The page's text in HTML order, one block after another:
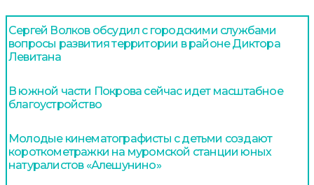
Сергей Волков обсудил с городскими службами
вопросы развития территории в районе Диктора
Левитана
В южной части Покрова сейчас идет масштабное
благоустройство
Молодые кинематографисты с детьми создают
короткометражки на муромской станции юных
натуралистов «Алешунино»